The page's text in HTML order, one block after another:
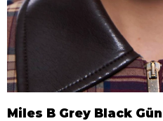
Miles B Grey Black